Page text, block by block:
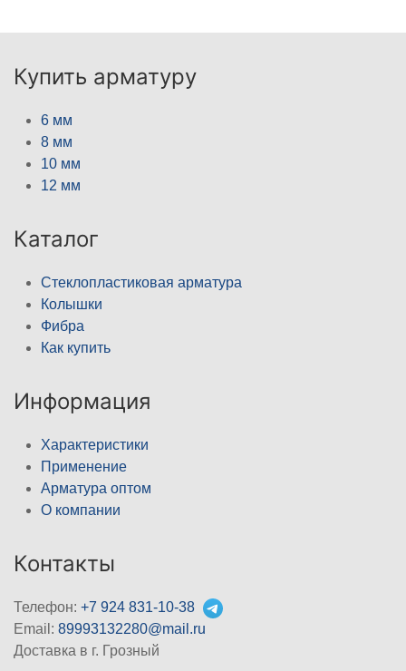
Купить арматуру
6 мм
8 мм
10 мм
12 мм
Каталог
Стеклопластиковая арматура
Колышки
Фибра
Как купить
Информация
Характеристики
Применение
Арматура оптом
О компании
Контакты
Телефон: +7 924 831-10-38
Email: 89993132280@mail.ru
Доставка в г. Грозный